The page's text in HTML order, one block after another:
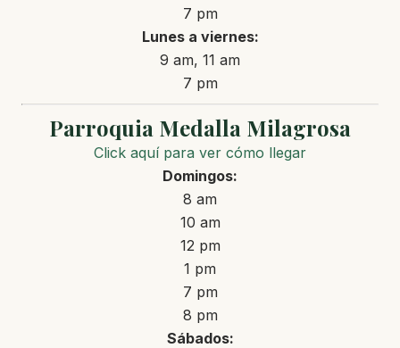
7 pm
Lunes a viernes:
9 am, 11 am
7 pm
Parroquia Medalla Milagrosa
Click aquí para ver cómo llegar
Domingos:
8 am
10 am
12 pm
1 pm
7 pm
8 pm
Sábados: